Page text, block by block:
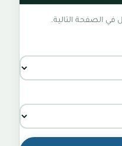
في الصفحة التالية.